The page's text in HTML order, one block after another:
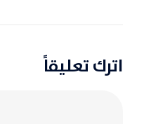
اترك تعليقاً